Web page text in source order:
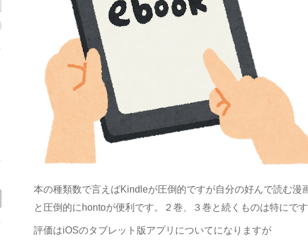
本の種類数で言えばKindleが圧倒的ですが自分の好んで読む漫
と圧倒的にhontoが便利です。２巻、３巻と続くものは特にです
評価はiOSのタブレット版アプリについてになりますが